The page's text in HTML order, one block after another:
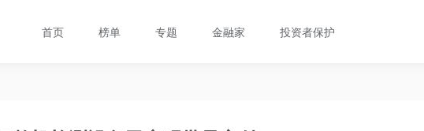
首页 榜单 专题 金融家 投资者保护